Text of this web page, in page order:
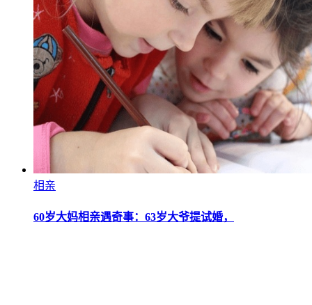
相亲
60岁大妈相亲遇奇事：63岁大爷提试婚，